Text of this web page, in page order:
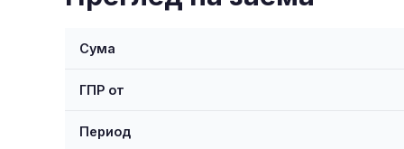
Сума
ГПР от
Период